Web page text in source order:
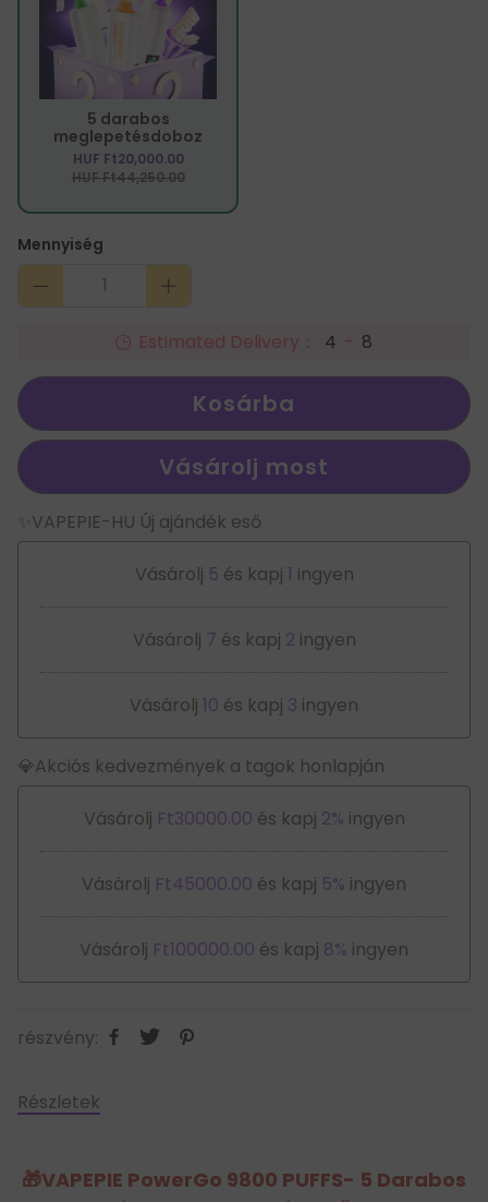
5 darabos
meglepetésdoboz
HUF Ft20,000.00
HUF Ft44,250.00
Mennyiség
Estimated Delivery： 4 - 8
Kosárba
Vásárolj most
✨VAPEPIE-HU Új ajándék eső
Vásárolj 5 és kapj 1 ingyen
Vásárolj 7 és kapj 2 ingyen
Vásárolj 10 és kapj 3 ingyen
💎Akciós kedvezmények a tagok honlapján
Vásárolj Ft30000.00 és kapj 2% ingyen
Vásárolj Ft45000.00 és kapj 5% ingyen
Vásárolj Ft100000.00 és kapj 8% ingyen
részvény:
Részletek
🎁VAPEPIE PowerGo 9800 PUFFS- 5 Darabos